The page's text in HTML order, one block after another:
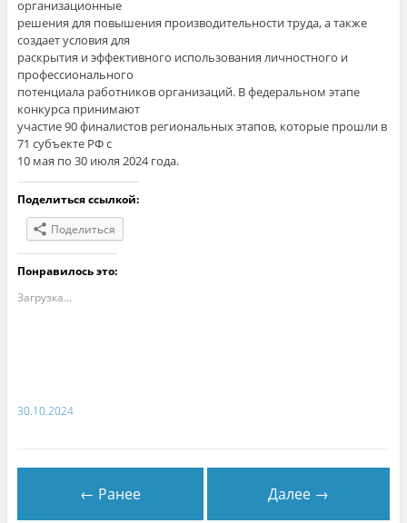
организационные
решения для повышения производительности труда, а также
создает условия для
раскрытия и эффективного использования личностного и
профессионального
потенциала работников организаций. В федеральном этапе
конкурса принимают
участие 90 финалистов региональных этапов, которые прошли в
71 субъекте РФ с
10 мая по 30 июля 2024 года.
Поделиться ссылкой:
Поделиться
Понравилось это:
Загрузка...
30.10.2024
← Ранее Далее →